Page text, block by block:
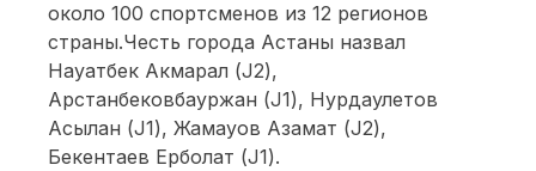
около 100 спортсменов из 12 регионов
страны.Честь города Астаны назвал
Науатбек Акмарал (J2),
Арстанбековбауржан (J1), Нурдаулетов
Асылан (J1), Жамауов Азамат (J2),
Бекентаев Ерболат (J1).